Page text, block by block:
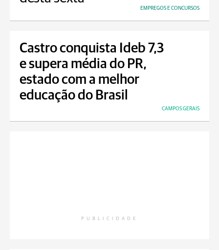
EMPREGOS E CONCURSOS
Castro conquista Ideb 7,3
e supera média do PR,
estado com a melhor
educação do Brasil
CAMPOS GERAIS
PUBLICIDADE